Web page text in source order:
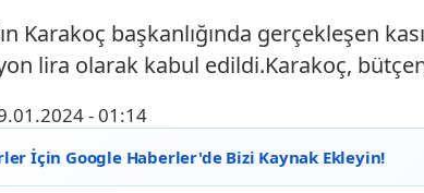
Karakoç başkanlığında gerçekleşen
lira olarak kabul edildi.Karakoç,
- 01:14
İçin Google Haberler'de Bizi Kaynak Ekleyin!